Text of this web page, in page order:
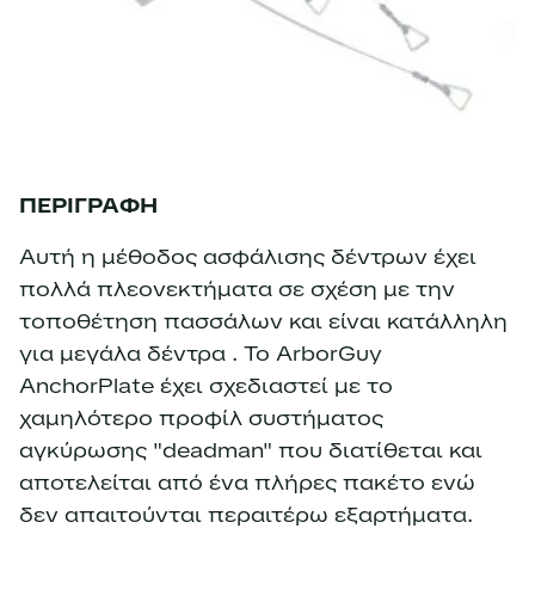
ΠΕΡΙΓΡΑΦΗ
Αυτή η μέθοδος ασφάλισης δέντρων έχει
πολλά πλεονεκτήματα σε σχέση με την
τοποθέτηση πασσάλων και είναι κατάλληλη
για μεγάλα δέντρα . Το ArborGuy
AnchorPlate έχει σχεδιαστεί με το
χαμηλότερο προφίλ συστήματος
αγκύρωσης "deadman" που διατίθεται και
αποτελείται από ένα πλήρες πακέτο ενώ
δεν απαιτούνται περαιτέρω εξαρτήματα.